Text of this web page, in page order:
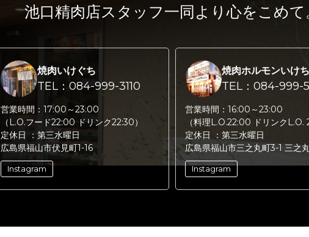
池口精肉店スタッフ一同より心をこめて
焼肉いけぐち
TEL：084-999-3110
営業時間： 17:00～23:00
（L.O.フード22:00 ドリンク22:30）
定休日 ： 第三水曜日
広島県福山市伏見町1-16
Instagram
焼肉ホルモンいけ
TEL：084-999-
営業時間： 16:00～23:00
（料理L.O.22:00 ドリンクL.O.
定休日 ： 第三水曜日
広島県福山市三之丸町3-1 三之
Instagram